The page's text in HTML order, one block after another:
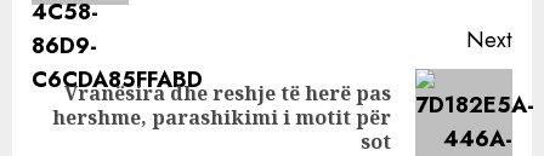
Next
Next
Vranësira dhe reshje të herë pas
hershme, parashikimi i motit për
sot